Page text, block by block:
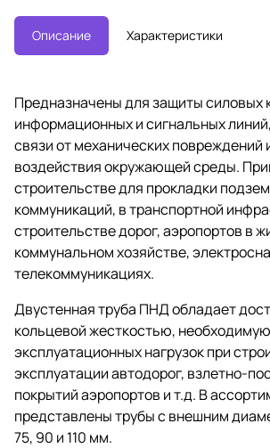
Описание Характеристики
Предназначены для защиты силовых
информационных и сигнальных
связи от механических повреждений
воздействия окружающей среды.
строительстве для прокладки
коммуникаций, в транспортной
строительстве дорог, аэропортов в
коммунальном хозяйстве,
телекоммуникациях.
Двустенная труба ПНД обладает
кольцевой жесткостью,
эксплуатационных нагрузок при
эксплуатации автодорог, взлетно-
покрытий аэропортов и т.д. В
представлены трубы с внешним
75, 90 и 110 мм.